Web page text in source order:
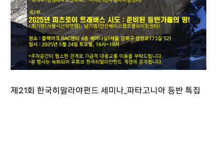
제21회 한국히말라야펀드 세미나_파타고니아 등반 특집